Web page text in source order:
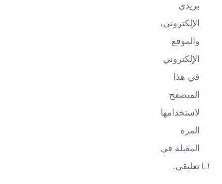
بريدي
الإلكتروني،
والموقع
الإلكتروني
في هذا
المتصفح
لاستخدامها
المرة
المقبلة في
تعليقي.